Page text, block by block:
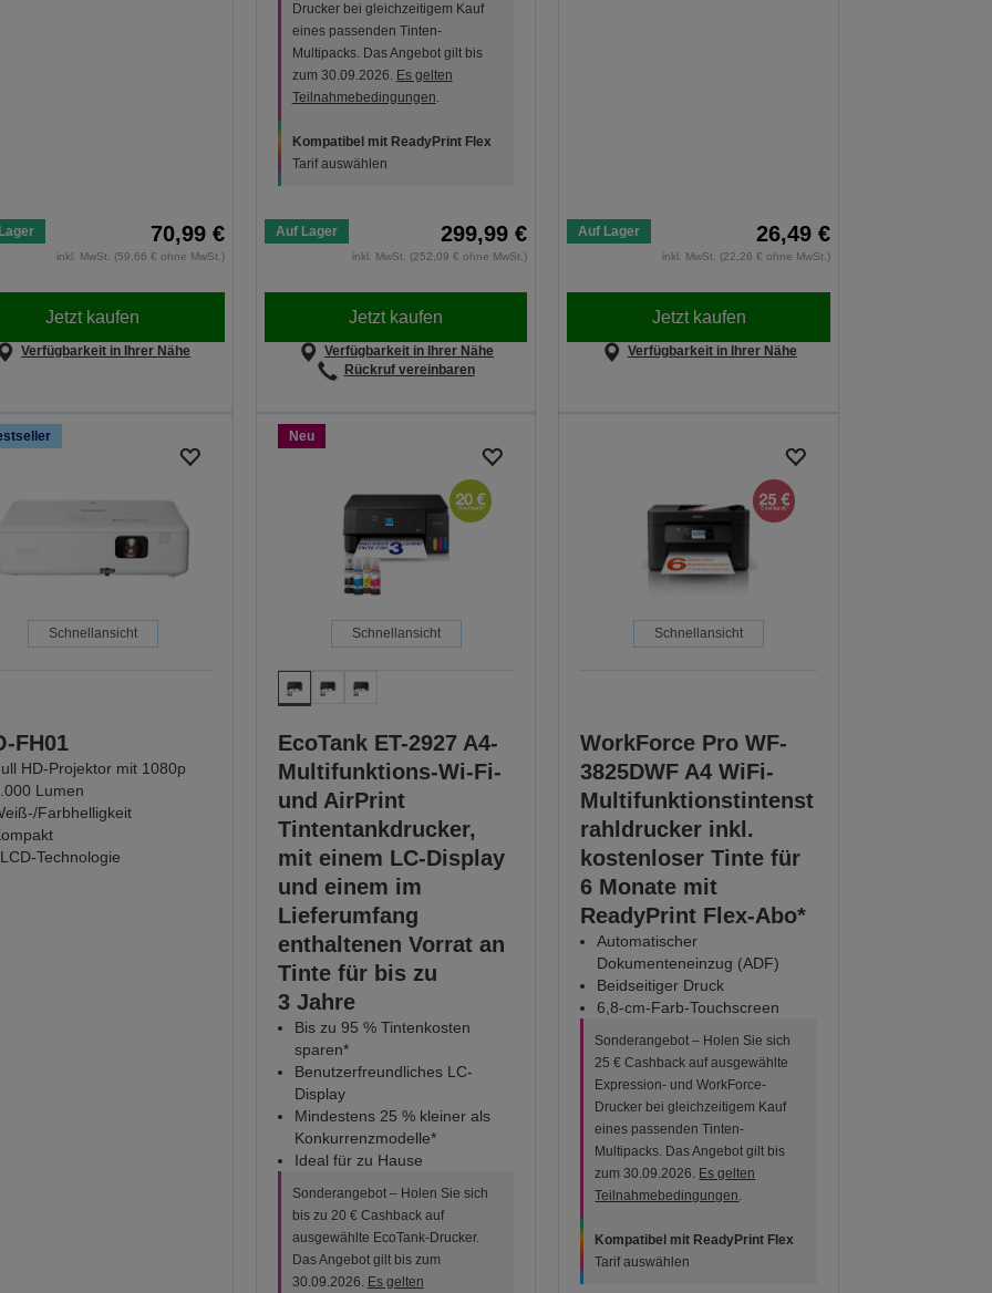
70,99 €
inkl. MwSt. (59,66 € ohne MwSt.)
Jetzt kaufen
Verfügbarkeit in Ihrer Nähe
Drucker bei gleichzeitigem Kauf
eines passenden Tinten-
Multipacks. Das Angebot gilt bis
zum 30.09.2026. Es gelten
Teilnahmebedingungen.
Kompatibel mit ReadyPrint Flex
Tarif auswählen
Auf Lager 299,99 €
inkl. MwSt. (252,09 € ohne MwSt.)
Jetzt kaufen
Verfügbarkeit in Ihrer Nähe
Rückruf vereinbaren
Auf Lager 26,49 €
inkl. MwSt. (22,26 € ohne MwSt.)
Jetzt kaufen
Verfügbarkeit in Ihrer Nähe
Schnellansicht
FH01
HD-Projektor mit 1080p
Lumen
Farbhelligkeit
Technologie
Neu
Schnellansicht
EcoTank ET-2927 A4-
Multifunktions-Wi-Fi-
und AirPrint
Tintentankdrucker,
mit einem LC-Display
und einem im
Lieferumfang
enthaltenen Vorrat an
Tinte für bis zu
3 Jahre
Bis zu 95 % Tintenkosten
sparen*
Benutzerfreundliches LC-
Display
Mindestens 25 % kleiner als
Konkurrenzmodelle*
Ideal für zu Hause
Sonderangebot – Holen Sie sich
bis zu 20 € Cashback auf
ausgewählte EcoTank-Drucker.
Das Angebot gilt bis zum
30.09.2026. Es gelten
Schnellansicht
WorkForce Pro WF-
3825DWF A4 WiFi-
Multifunktionstintenst
rahldrucker inkl.
kostenloser Tinte für
6 Monate mit
ReadyPrint Flex-Abo*
Automatischer
Dokumenteneinzug (ADF)
Beidseitiger Druck
6,8-cm-Farb-Touchscreen
Sonderangebot – Holen Sie sich
25 € Cashback auf ausgewählte
Expression- und WorkForce-
Drucker bei gleichzeitigem Kauf
eines passenden Tinten-
Multipacks. Das Angebot gilt bis
zum 30.09.2026. Es gelten
Teilnahmebedingungen.
Kompatibel mit ReadyPrint Flex
Tarif auswählen